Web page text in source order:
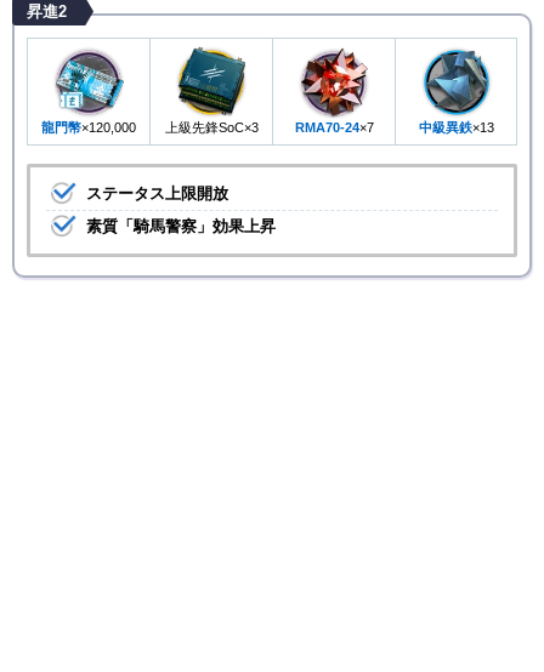
昇進2
龍門幣×120,000 上級先鋒SoC×3 RMA70-24×7 中級異鉄×13
ステータス上限開放
素質「騎馬警察」効果上昇